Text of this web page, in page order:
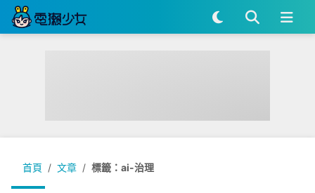
首頁 文章 標籤：ai-治理